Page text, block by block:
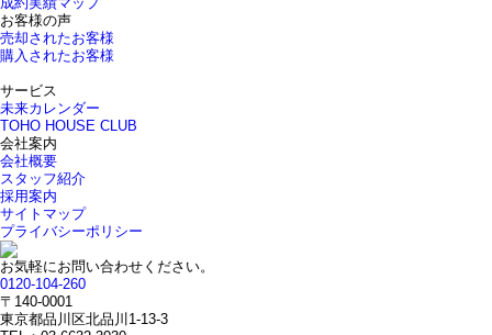
お客様の声
売却されたお客様
購入されたお客様
サービス
未来カレンダー
TOHO HOUSE CLUB
会社案内
会社概要
スタッフ紹介
採用案内
サイトマップ
プライバシーポリシー
お気軽にお問い合わせください。
0120-104-260
〒140-0001
東京都品川区北品川1-13-3